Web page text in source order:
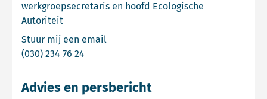
werkgroepsecretaris en hoofd Ecologische
Autoriteit
Stuur mij een email
(030) 234 76 24
Advies en persbericht